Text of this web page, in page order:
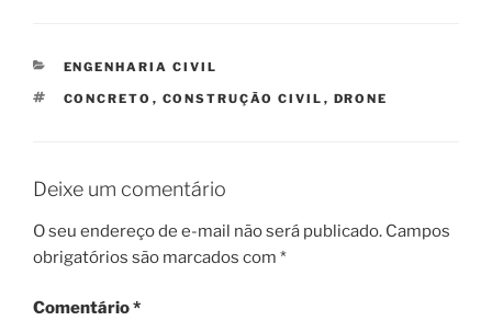
CATEGORIAS
ENGENHARIA CIVIL
TAGS
CONCRETO , CONSTRUÇÃO CIVIL , DRONE
Deixe um comentário
O seu endereço de e-mail não será publicado. Campos
obrigatórios são marcados com *
Comentário*